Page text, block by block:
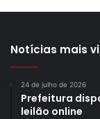
Notícias mais
24 de julho de 2026
Prefeitura
leilão online